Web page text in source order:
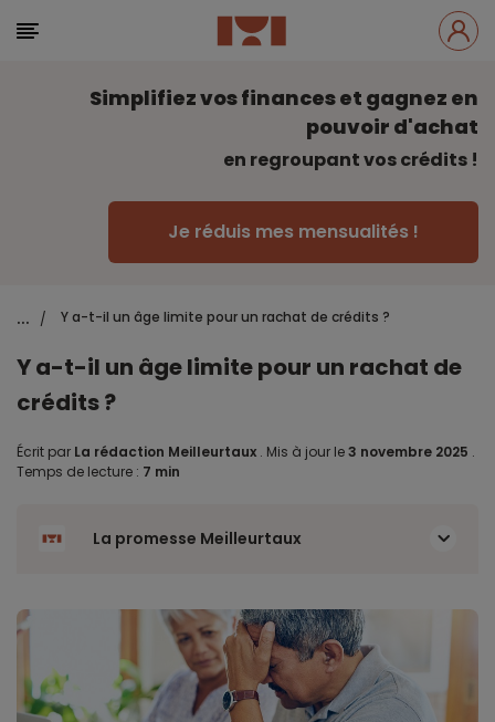
Simplifiez vos finances et gagnez en
pouvoir d'achat
en regroupant vos crédits !
Je réduis mes mensualités !
... / Y a-t-il un âge limite pour un rachat de crédits ?
Y a-t-il un âge limite pour un rachat de
crédits ?
Écrit par La rédaction Meilleurtaux . Mis à jour le3 novembre 2025 .
Temps de lecture : 7 min
La promesse Meilleurtaux